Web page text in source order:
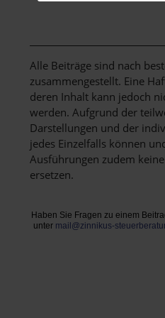
Alle Beiträge sind nach
zusammengestellt. Eine
deren Inhalt kann jedoch
werden. Aufgrund der
Darstellungen und der
jedes Einzelfalls können
Ausführungen zudem
ersetzen.
Haben Sie Fragen zu einem
unter mail@zinnikus-